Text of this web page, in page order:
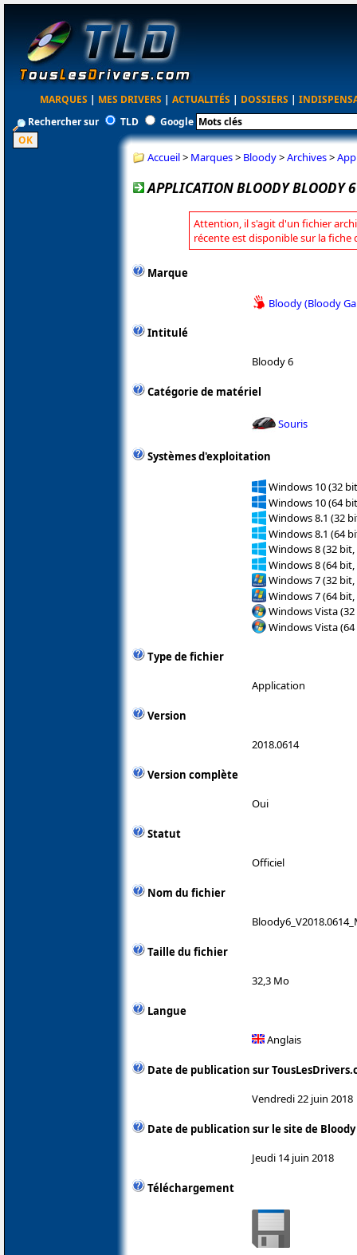
MARQUES | MES DRIVERS | ACTUALITÉS | DOSSIERS |
Rechercher sur
TLD Google
Accueil> Marques> Bloody>Archives>
APPLICATION BLOODY BLOODY
Attention, il s'agit d'un fichier
récente est disponible sur la fiche
Marque
Bloody (Bloody
Intitulé
Bloody 6
Catégorie de matériel
Souris
Systèmes d'exploitation
Windows 10 (32
Windows 10 (64
Windows 8.1 (32
Windows 8.1 (64
Windows 8 (32 bit,
Windows 8 (64 bit,
Windows 7 (32 bit,
Windows 7 (64 bit,
Windows Vista
Windows Vista
Type de fichier
Application
Version
2018.0614
Version complète
Oui
Statut
Officiel
Nom du fichier
Taille du fichier
32,3 Mo
Langue
Anglais
Date de publication sur
Vendredi 22 juin 2018
Date de publication sur le site de Bloody
Jeudi 14 juin 2018
Téléchargement